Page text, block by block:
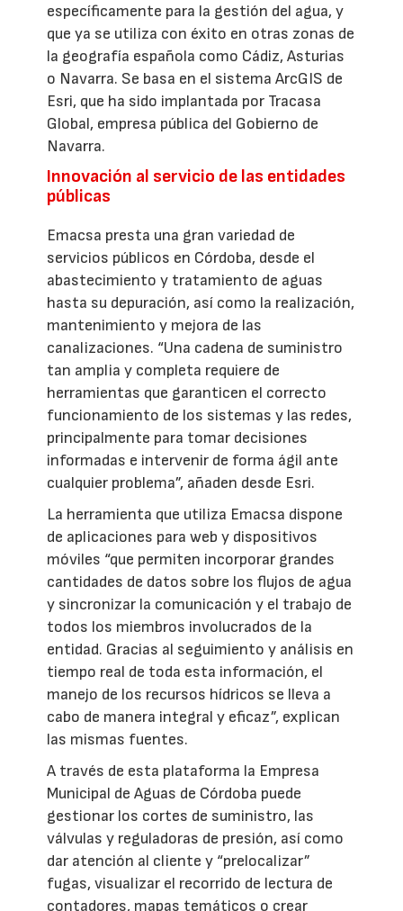
específicamente para la gestión del agua, y
que ya se utiliza con éxito en otras zonas de
la geografía española como Cádiz, Asturias
o Navarra. Se basa en el sistema ArcGIS de
Esri, que ha sido implantada por Tracasa
Global, empresa pública del Gobierno de
Navarra.
Innovación al servicio de las entidades
públicas
Emacsa presta una gran variedad de
servicios públicos en Córdoba, desde el
abastecimiento y tratamiento de aguas
hasta su depuración, así como la realización,
mantenimiento y mejora de las
canalizaciones. “Una cadena de suministro
tan amplia y completa requiere de
herramientas que garanticen el correcto
funcionamiento de los sistemas y las redes,
principalmente para tomar decisiones
informadas e intervenir de forma ágil ante
cualquier problema”, añaden desde Esri.
La herramienta que utiliza Emacsa dispone
de aplicaciones para web y dispositivos
móviles “que permiten incorporar grandes
cantidades de datos sobre los flujos de agua
y sincronizar la comunicación y el trabajo de
todos los miembros involucrados de la
entidad. Gracias al seguimiento y análisis en
tiempo real de toda esta información, el
manejo de los recursos hídricos se lleva a
cabo de manera integral y eficaz”, explican
las mismas fuentes.
A través de esta plataforma la Empresa
Municipal de Aguas de Córdoba puede
gestionar los cortes de suministro, las
válvulas y reguladoras de presión, así como
dar atención al cliente y “prelocalizar”
fugas, visualizar el recorrido de lectura de
contadores, mapas temáticos o crear